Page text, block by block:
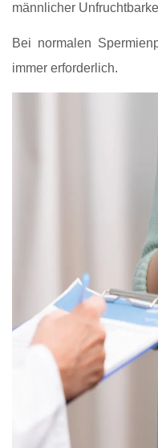
männlicher
Bei normalen
immer erforderlich.